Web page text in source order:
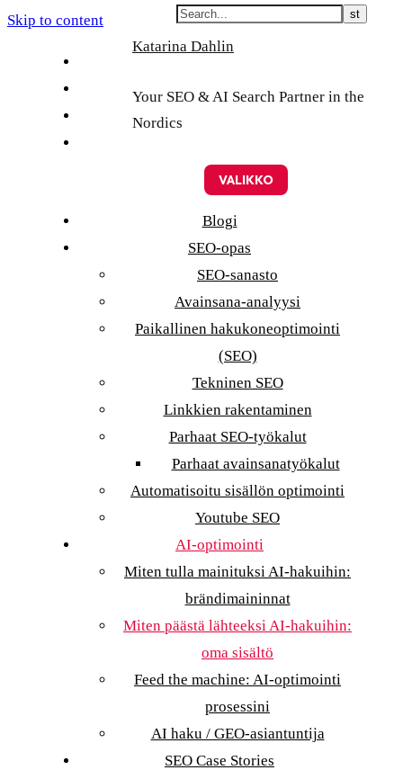
Skip to content
Katarina Dahlin
Your SEO & AI Search Partner in the
Nordics
VALIKKO
Blogi
SEO-opas
SEO-sanasto
Avainsana-analyysi
Paikallinen hakukoneoptimointi
(SEO)
Tekninen SEO
Linkkien rakentaminen
Parhaat SEO-työkalut
Parhaat avainsanatyökalut
Automatisoitu sisällön optimointi
Youtube SEO
AI-optimointi
Miten tulla mainituksi AI-hakuihin:
brändimaininnat
Miten päästä lähteeksi AI-hakuihin:
oma sisältö
Feed the machine: AI-optimointi
prosessini
AI haku / GEO-asiantuntija
SEO Case Stories